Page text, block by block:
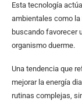
Esta tecnología
ambientales como
buscando favorecer
organismo duerme.
Una tendencia que
mejorar la energía
rutinas complejas,